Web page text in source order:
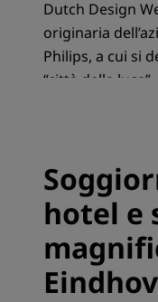
Dutch Design
originaria
Philips, a cui si
“città della luce”.
hotel e